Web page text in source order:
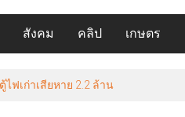
สังคม คลิป เกษตร
วัน“ ลดการเข้าถึงสินค้าก่อโรคเรื้อรัง